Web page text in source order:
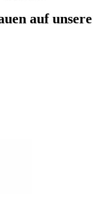
auf unsere